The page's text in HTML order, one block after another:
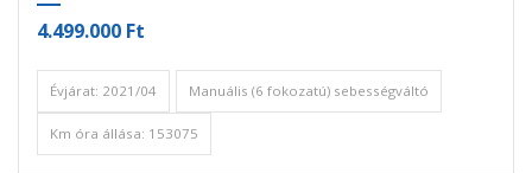
4.499.000 Ft
Évjárat: 2021/04 Manuális (6 fokozatú) sebességváltó
Km óra állása: 153075